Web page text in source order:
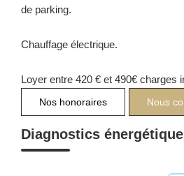
de parking.
Chauffage électrique.
Loyer entre 420 € et 490€ charges
Nos honoraires Nous
Diagnostics